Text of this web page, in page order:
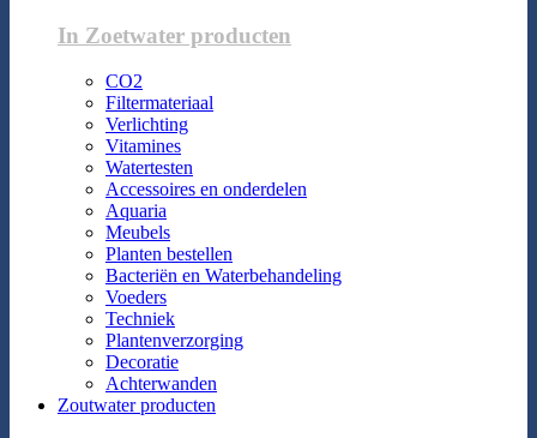
In Zoetwater producten
CO2
Filtermateriaal
Verlichting
Vitamines
Watertesten
Accessoires en onderdelen
Aquaria
Meubels
Planten bestellen
Bacteriën en Waterbehandeling
Voeders
Techniek
Plantenverzorging
Decoratie
Achterwanden
Zoutwater producten